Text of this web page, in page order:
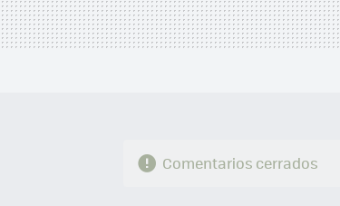
Comentarios cerrados